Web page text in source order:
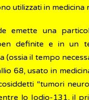
utilizzati in
emette una
definite e in un
(ossia il tempo
68, usato in
“tumori
lo Iodio-131, il